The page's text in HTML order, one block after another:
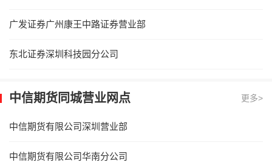
广发证券广州康王中路证券营业部
东北证券深圳科技园分公司
中信期货同城营业网点 更多>
中信期货有限公司深圳营业部
中信期货有限公司华南分公司